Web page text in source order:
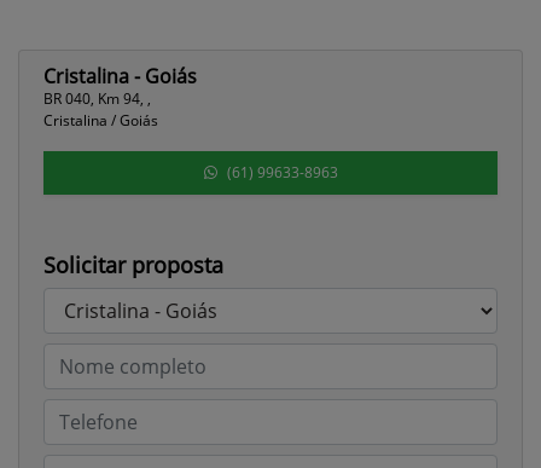
Cristalina - Goiás
BR 040, Km 94, ,
Cristalina / Goiás
(61) 99633-8963
Solicitar proposta